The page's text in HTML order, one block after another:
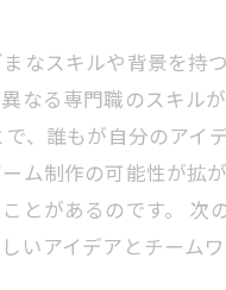
スキルや背景を持
なる専門職のスキル
、誰もが自分のアイ
制作の可能性が拡
とがあるのです。
いアイデアとチーム